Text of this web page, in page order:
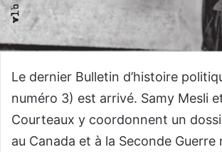
Le dernier Bulletin d’histoire
numéro 3) est arrivé. Samy Mesli
Courteaux y coordonnent un
au Canada et à la Seconde Guerre